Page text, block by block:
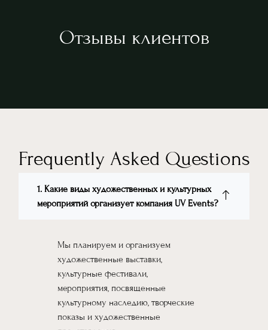
Отзывы клиентов
Frequently Asked Questions
1. Какие виды художественных и культурных
мероприятий организует компания UV Events?
Мы планируем и организуем
художественные выставки,
культурные фестивали,
мероприятия, посвященные
культурному наследию, творческие
показы и художественные